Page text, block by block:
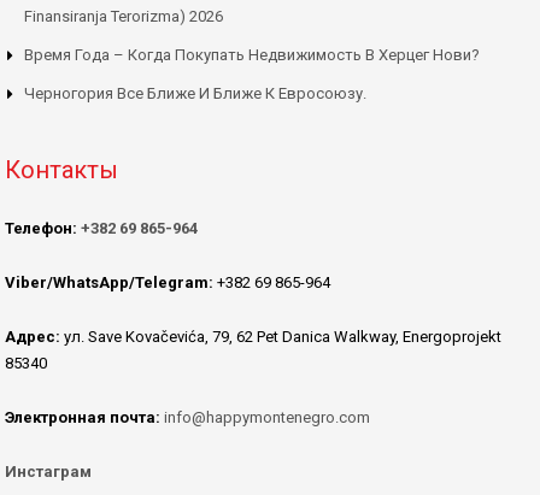
Finansiranja Terorizma) 2026
Время Года – Когда Покупать Недвижимость В Херцег Нови?
Черногория Все Ближе И Ближе К Евросоюзу.
Контакты
Телефон: +382 69 865-964
Viber/WhatsApp/Telegram: +382 69 865-964
Адрес: ул. Save Kovačevića, 79, 62 Pet Danica Walkway, Energoprojekt
85340
Электронная почта: info@happymontenegro.com
Инстаграм